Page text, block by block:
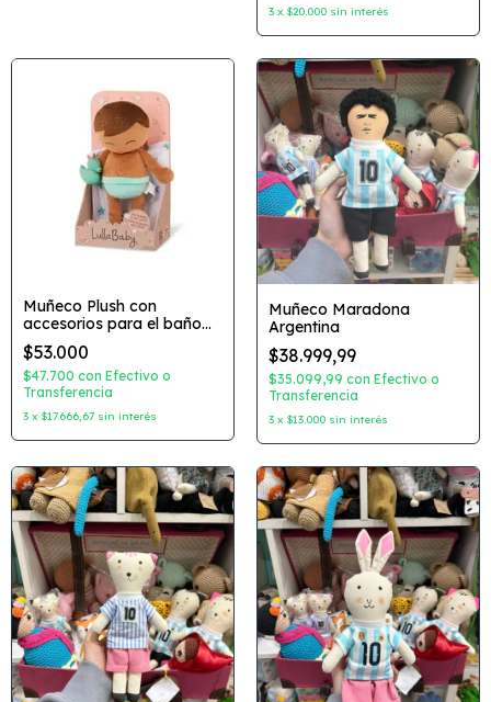
3 x $20.000 sin interés
Muñeco Plush con
accesorios para el baño
Coleccion: Lullababy
$53.000
$47.700 con Efectivo o
Transferencia
3 x $17.666,67 sin interés
Muñeco Maradona
Argentina
$38.999,99
$35.099,99 con Efectivo o
Transferencia
3 x $13.000 sin interés